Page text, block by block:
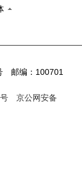
邮编：100701
京公网安备